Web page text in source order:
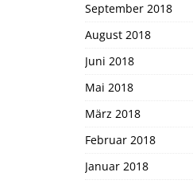
September 2018
August 2018
Juni 2018
Mai 2018
März 2018
Februar 2018
Januar 2018